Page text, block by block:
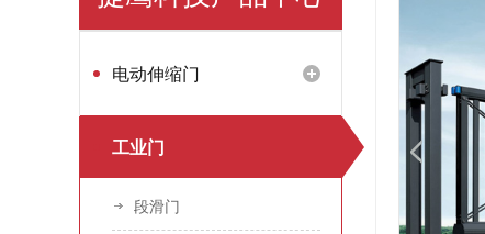
电动伸缩门
工业门
段滑门